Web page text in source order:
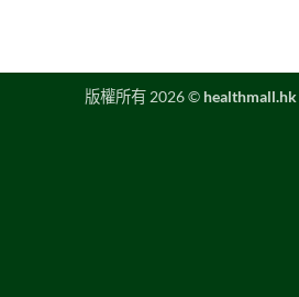
版權所有 2026 ©